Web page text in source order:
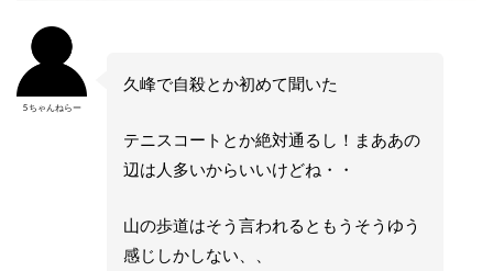
5ちゃんねらー
久峰で自殺とか初めて聞いた
テニスコートとか絶対通るし！まああの
辺は人多いからいいけどね・・
山の歩道はそう言われるともうそうゆう
感じしかしない、、